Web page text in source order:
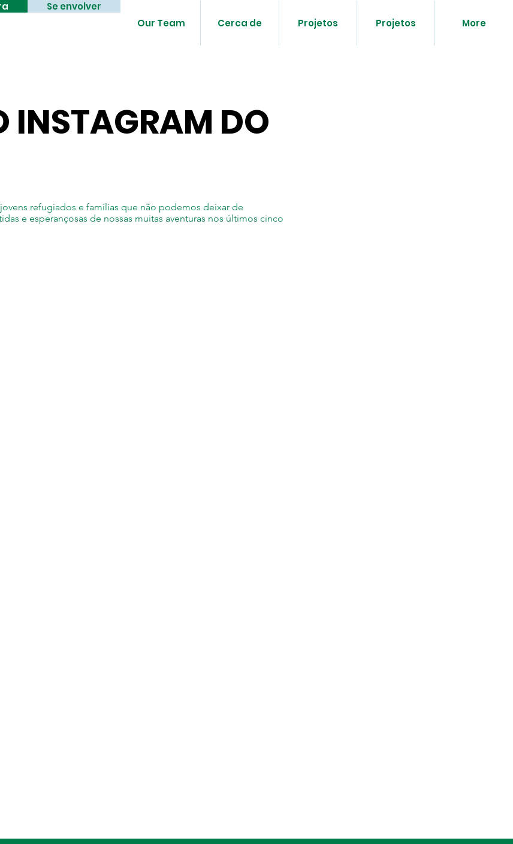
Se envolver
Our Team
Cerca de Projetos Projetos More
INSTAGRAM DO
refugiados e famílias que não podemos deixar de
e esperançosas de nossas muitas aventuras nos últimos cinco